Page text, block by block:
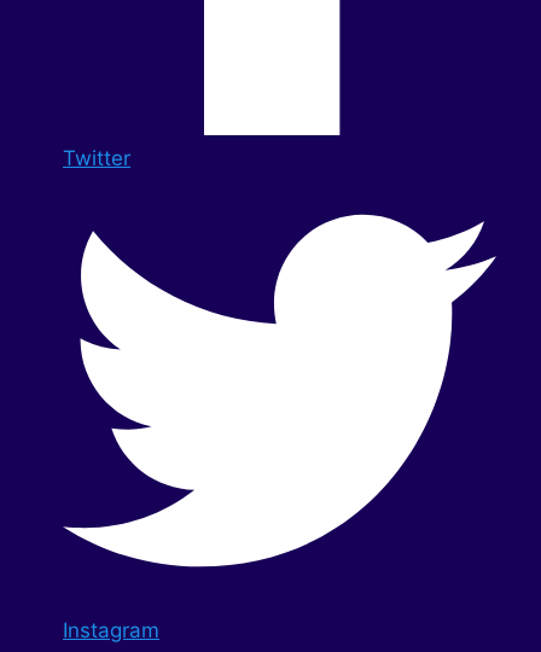
Twitter
Instagram